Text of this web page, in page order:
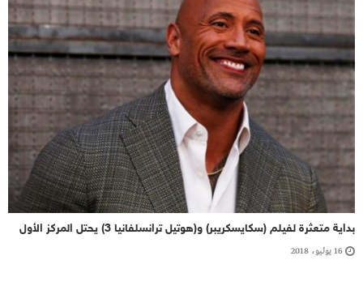
بداية متعثرة لفيلم (سكايسكريبر) و(هوتيل ترانسلفانيا 3) يحتل المركز الأول
16 يوليو، 2018